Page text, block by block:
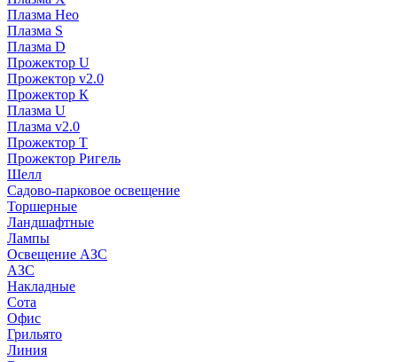
Плазма Нео
Плазма S
Плазма D
Прожектор U
Прожектор v2.0
Прожектор К
Плазма U
Плазма v2.0
Прожектор Т
Прожектор Ригель
Шелл
Садово-парковое освещение
Торшерные
Ландшафтные
Лампы
Освещение АЗС
АЗС
Накладные
Сота
Офис
Грильято
Линия